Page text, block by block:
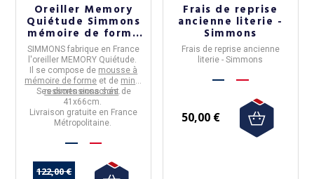
Oreiller Memory
Quiétude Simmons
mémoire de forme
41x66cm
SIMMONS fabrique en France
l'oreiller MEMORY Quiétude
Il se compose de mousse à
mémoire de forme et de minis
ressorts ensachés .
Ses dimensions sont de
41x66cm
Livraison gratuite en France
Métropolitaine.
122,00 €
Frais de reprise
ancienne literie -
Simmons
Frais de reprise ancienne
literie - Simmons
50,00 €